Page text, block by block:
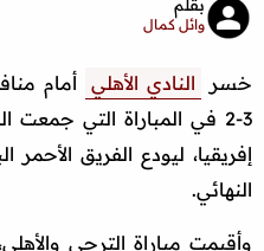
بقلم
وائل كمال
خسر النادي الأهلي
أمام
3-2 في المباراة التي
إفريقيا، ليودع الفريق الأحمر
النهائي.
وأقيمت مباراة الترجي